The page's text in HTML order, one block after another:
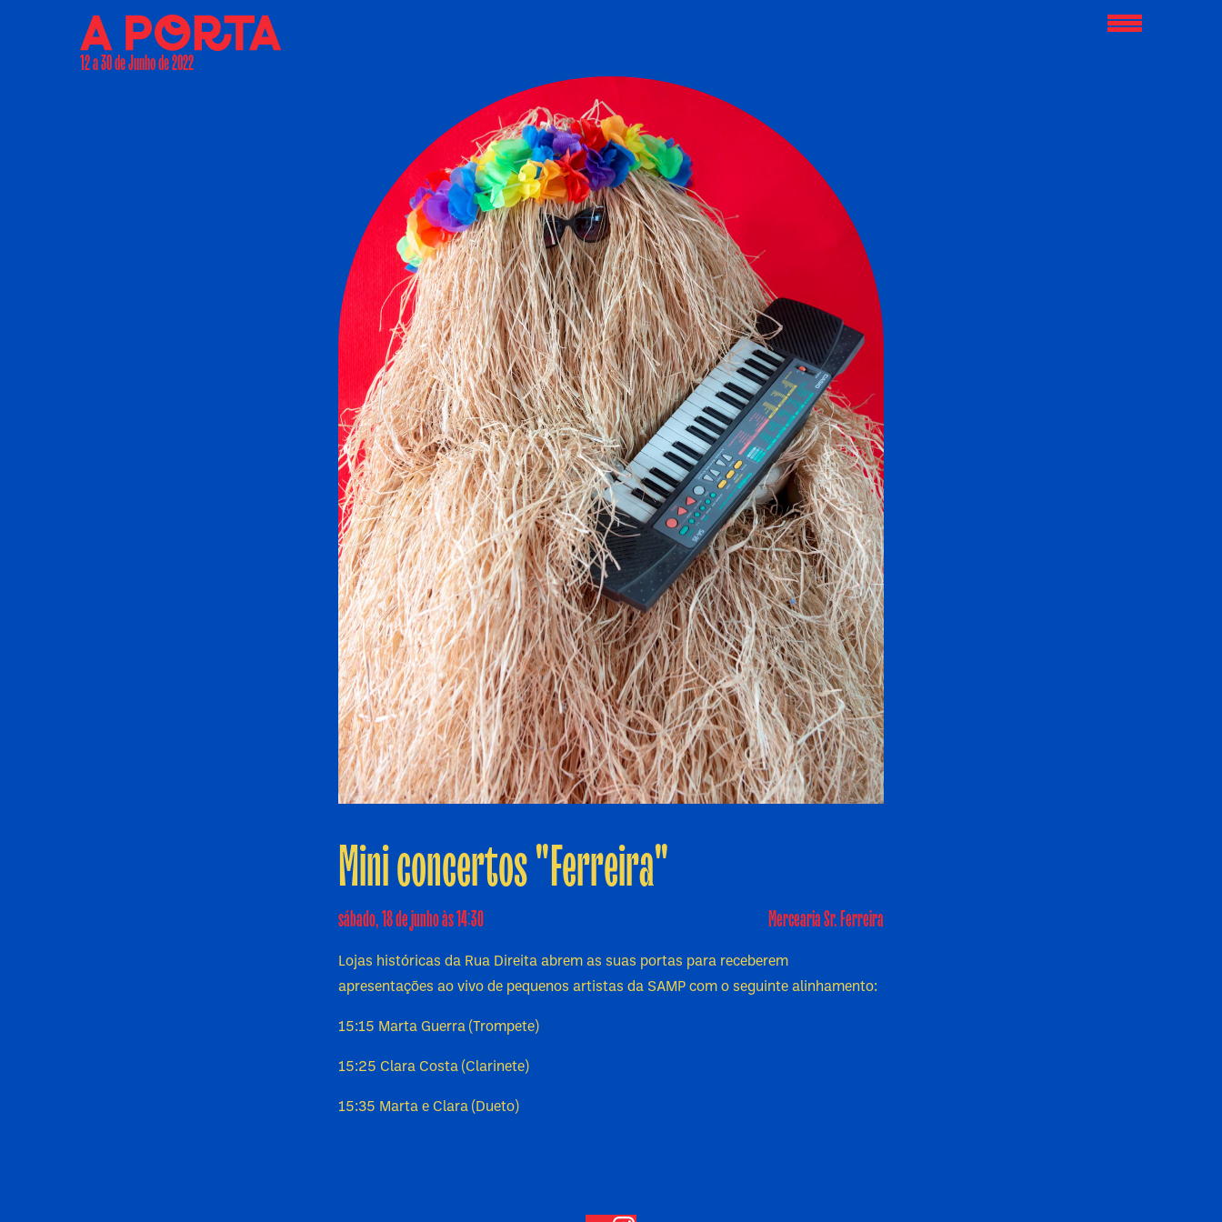
12 a 30 de Junho de 2022
Mini concertos "Ferreira"
sábado, 18 de junho às 14:30 Mercearia Sr. Ferreira
Lojas históricas da Rua Direita abrem as suas portas para receberem
apresentações ao vivo de pequenos artistas da SAMP com o seguinte alinhamento:
15:15 Marta Guerra (Trompete)
15:25 Clara Costa (Clarinete)
15:35 Marta e Clara (Dueto)